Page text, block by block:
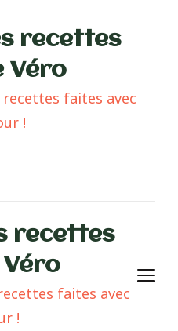
recettes
Véro
recettes faites avec
!
recettes
Véro
faites avec
!